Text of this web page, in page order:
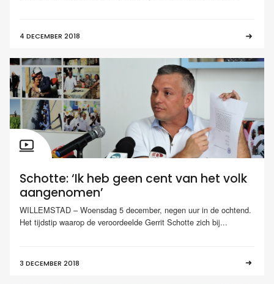
4 DECEMBER 2018
Schotte: ‘Ik heb geen cent van het volk
aangenomen’
WILLEMSTAD – Woensdag 5 december, negen uur in de ochtend.
Het tijdstip waarop de veroordeelde Gerrit Schotte zich bij...
3 DECEMBER 2018